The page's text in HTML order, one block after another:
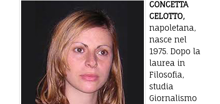
CONCETTA
CELOTTO,
napoletana,
nasce nel
1975. Dopo la
laurea in
Filosofia,
studia
Giornalismo